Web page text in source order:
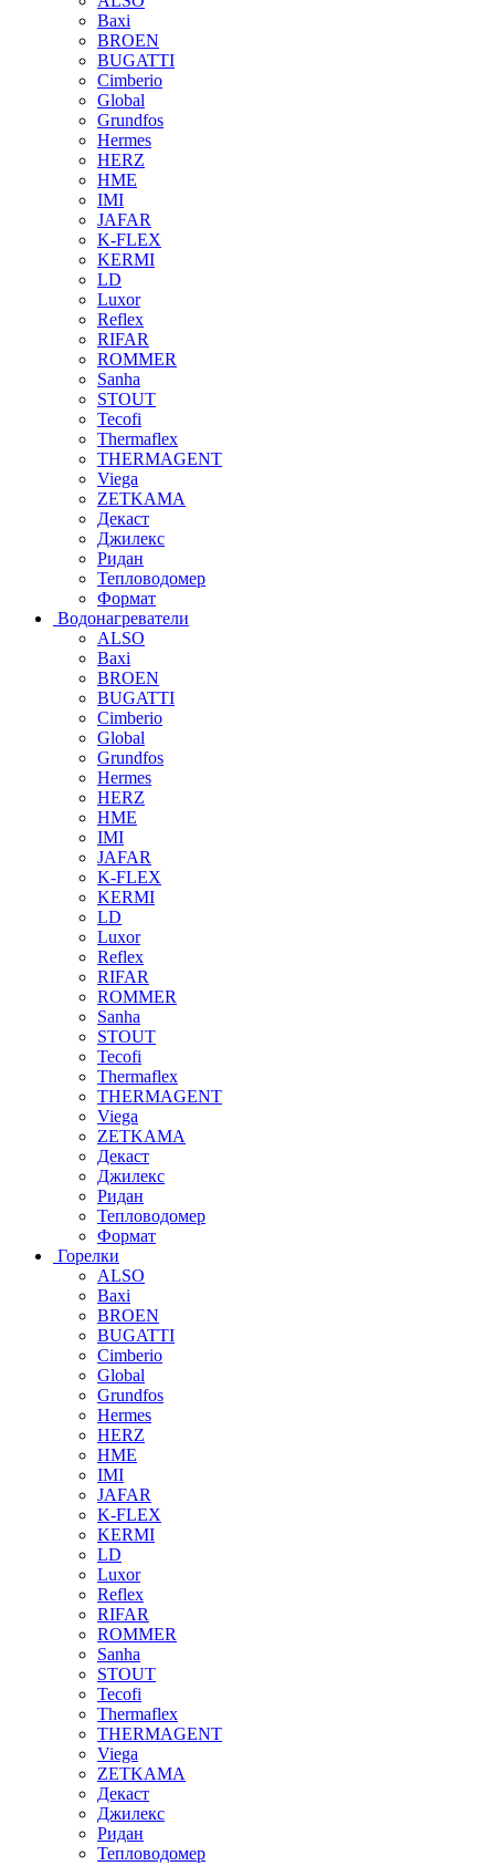
Baxi
BROEN
BUGATTI
Cimberio
Global
Grundfos
Hermes
HERZ
HME
IMI
JAFAR
K-FLEX
KERMI
LD
Luxor
Reflex
RIFAR
ROMMER
Sanha
STOUT
Tecofi
Thermaflex
THERMAGENT
Viega
ZETKAMA
Декаст
Джилекс
Ридан
Тепловодомер
Формат
Водонагреватели
ALSO
Baxi
BROEN
BUGATTI
Cimberio
Global
Grundfos
Hermes
HERZ
HME
IMI
JAFAR
K-FLEX
KERMI
LD
Luxor
Reflex
RIFAR
ROMMER
Sanha
STOUT
Tecofi
Thermaflex
THERMAGENT
Viega
ZETKAMA
Декаст
Джилекс
Ридан
Тепловодомер
Формат
Горелки
ALSO
Baxi
BROEN
BUGATTI
Cimberio
Global
Grundfos
Hermes
HERZ
HME
IMI
JAFAR
K-FLEX
KERMI
LD
Luxor
Reflex
RIFAR
ROMMER
Sanha
STOUT
Tecofi
Thermaflex
THERMAGENT
Viega
ZETKAMA
Декаст
Джилекс
Ридан
Тепловодомер